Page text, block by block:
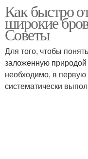
Как быстро
широкие
Советы
Для того, чтобы
заложенную природой
необходимо, в первую
систематически